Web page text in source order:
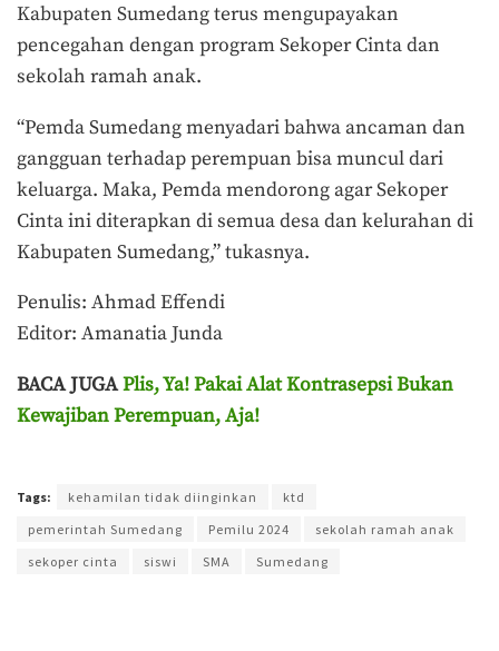
Kabupaten Sumedang terus mengupayakan
pencegahan dengan program Sekoper Cinta dan
sekolah ramah anak.
“Pemda Sumedang menyadari bahwa ancaman dan
gangguan terhadap perempuan bisa muncul dari
keluarga. Maka, Pemda mendorong agar Sekoper
Cinta ini diterapkan di semua desa dan kelurahan di
Kabupaten Sumedang,” tukasnya.
Penulis: Ahmad Effendi
Editor: Amanatia Junda
BACA JUGAPlis, Ya! Pakai Alat Kontrasepsi Bukan
Kewajiban Perempuan, Aja!
Tags: kehamilan tidak diinginkan
ktd
pemerintah Sumedang
Pemilu 2024
sekolah ramah anak
sekoper cinta
siswi SMA Sumedang